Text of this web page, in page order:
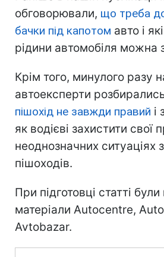
обговорювали, що треба
бачки під капотом авто і
рідини автомобіля можна
Крім того, минулого разу
автоексперти
пішохід не завжди правий і
як водієві захистити свої
неоднозначних ситуаціях
пішоходів.
При підготовці статті
матеріали Autocentre,
Avtobazar.